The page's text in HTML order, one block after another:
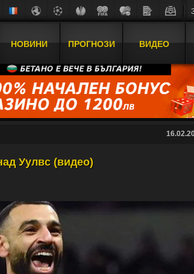
НОВИНИ ПРОГНОЗИ ВИДЕО
Уулвс (видео)